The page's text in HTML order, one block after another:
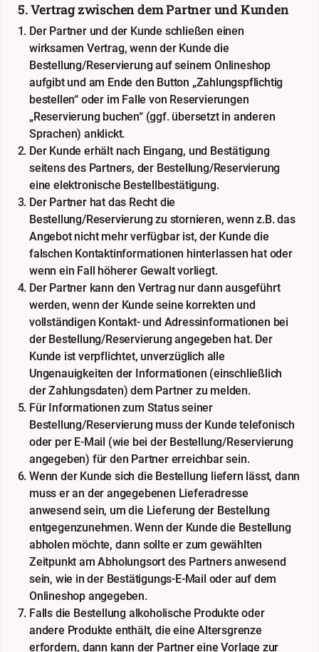
5. Vertrag zwischen dem Partner und Kunden
Der Partner und der Kunde schließen einen
wirksamen Vertrag, wenn der Kunde die
Bestellung/Reservierung auf seinem Onlineshop
aufgibt und am Ende den Button „Zahlungspflichtig
bestellen“ oder im Falle von Reservierungen
„Reservierung buchen“ (ggf. übersetzt in anderen
Sprachen) anklickt.
Der Kunde erhält nach Eingang, und Bestätigung
seitens des Partners, der Bestellung/Reservierung
eine elektronische Bestellbestätigung.
Der Partner hat das Recht die
Bestellung/Reservierung zu stornieren, wenn z.B. das
Angebot nicht mehr verfügbar ist, der Kunde die
falschen Kontaktinformationen hinterlassen hat oder
wenn ein Fall höherer Gewalt vorliegt.
Der Partner kann den Vertrag nur dann ausgeführt
werden, wenn der Kunde seine korrekten und
vollständigen Kontakt- und Adressinformationen bei
der Bestellung/Reservierung angegeben hat. Der
Kunde ist verpflichtet, unverzüglich alle
Ungenauigkeiten der Informationen (einschließlich
der Zahlungsdaten) dem Partner zu melden.
Für Informationen zum Status seiner
Bestellung/Reservierung muss der Kunde telefonisch
oder per E-Mail (wie bei der Bestellung/Reservierung
angegeben) für den Partner erreichbar sein.
Wenn der Kunde sich die Bestellung liefern lässt, dann
muss er an der angegebenen Lieferadresse
anwesend sein, um die Lieferung der Bestellung
entgegenzunehmen. Wenn der Kunde die Bestellung
abholen möchte, dann sollte er zum gewählten
Zeitpunkt am Abholungsort des Partners anwesend
sein, wie in der Bestätigungs-E-Mail oder auf dem
Onlineshop angegeben.
Falls die Bestellung alkoholische Produkte oder
andere Produkte enthält, die eine Altersgrenze
erfordern, dann kann der Partner eine Vorlage zur